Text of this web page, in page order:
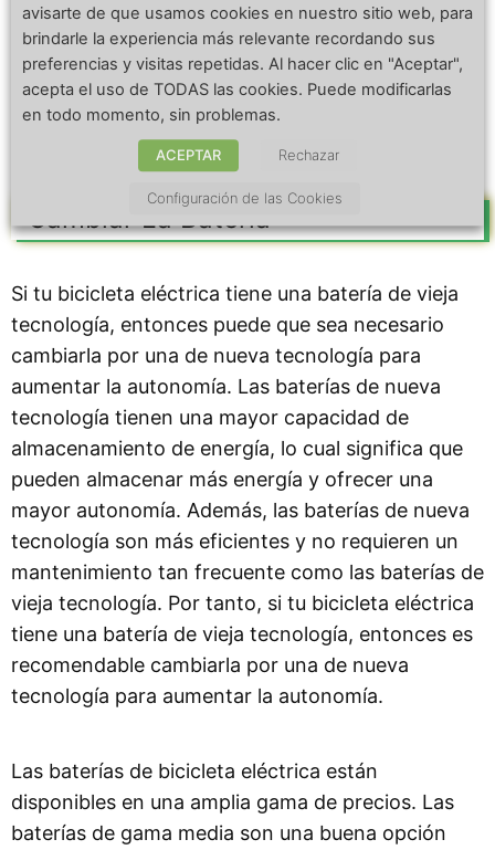
Cambiar La Batería
Si tu bicicleta eléctrica tiene una batería de vieja
tecnología, entonces puede que sea necesario
cambiarla por una de nueva tecnología para
aumentar la autonomía. Las baterías de nueva
tecnología tienen una mayor capacidad de
almacenamiento de energía, lo cual significa que
pueden almacenar más energía y ofrecer una
mayor autonomía. Además, las baterías de nueva
tecnología son más eficientes y no requieren un
mantenimiento tan frecuente como las baterías de
vieja tecnología. Por tanto, si tu bicicleta eléctrica
tiene una batería de vieja tecnología, entonces es
recomendable cambiarla por una de nueva
tecnología para aumentar la autonomía.
Las baterías de bicicleta eléctrica están
disponibles en una amplia gama de precios. Las
baterías de gama media son una buena opción
avisarte de que usamos cookies en nuestro sitio web, para
brindarle la experiencia más relevante recordando sus
preferencias y visitas repetidas. Al hacer clic en "Aceptar",
acepta el uso de TODAS las cookies. Puede modificarlas
en todo momento, sin problemas.
ACEPTAR Rechazar
Configuración de las Cookies